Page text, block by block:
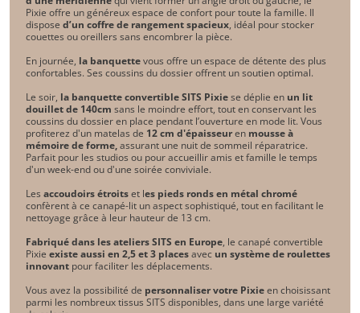
Pixie offre un généreux espace de confort pour toute la famille. Il
dispose d’un coffre de rangement spacieux, idéal pour stocker
couettes ou oreillers sans encombrer la pièce.
En journée, la banquettevous offre un espace de détente des plus
confortables. Ses coussins du dossier offrent un soutien optimal.
Le soir, la banquette convertible SITS Pixiese déplie en un lit
douillet de 140cm sans le moindre effort, tout en conservant les
coussins du dossier en place pendant l’ouverture en mode lit. Vous
profiterez d'un matelas de 12 cm d'épaisseuren mousse à
mémoire de forme,assurant une nuit de sommeil réparatrice.
Parfait pour les studios ou pour accueillir amis et famille le temps
d'un week-end ou d'une soirée conviviale.
Les accoudoirs étroitset les pieds ronds en métal chromé
confèrent à ce canapé-lit un aspect sophistiqué, tout en facilitant le
nettoyage grâce à leur hauteur de 13 cm.
Fabriqué dans les ateliers SITS en Europe, le canapé convertible
Pixie existe aussi en 2,5 et 3 placesavec un système de roulettes
innovant pour faciliter les déplacements.
Vous avez la possibilité de personnaliser votre Pixieen choisissant
parmi les nombreux tissus SITS disponibles, dans une large variété